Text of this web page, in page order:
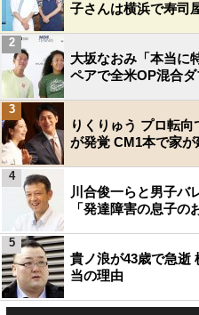
子さんは横浜で寿司
大坂なおみ「本当に
ペアで全米OP混合
2
りくりゅう プロ転
が発覚 CM1本で家が
3
川合俊一らと男子バ
「発達障害の息子の
4
貴ノ浪が43歳で急逝
当の理由
5